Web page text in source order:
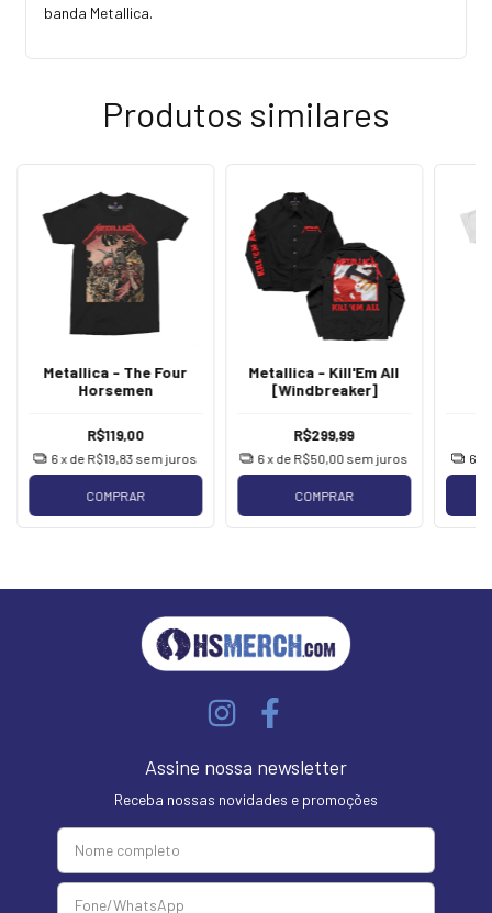
banda Metallica.
Produtos similares
Metallica - The Four
Horsemen
R$119,00
6x de R$19,83 sem juros
COMPRAR
Metallica - Kill'Em All
[Windbreaker]
R$299,99
6 x de R$50,00 sem juros
COMPRAR
6
Assine nossa newsletter
Receba nossas novidades e promoções